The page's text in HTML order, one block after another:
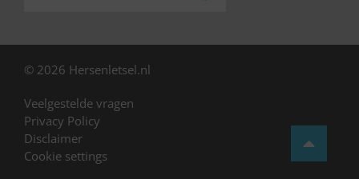
© 2026 Hersenletsel.nl
Veelgestelde vragen
Privacy Policy
Disclaimer
Cookie settings